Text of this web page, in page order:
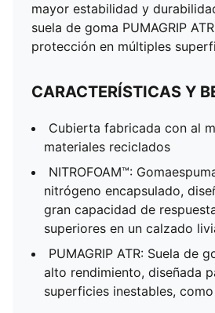
mayor estabilidad y
suela de goma PUMAGRIP
protección en múltiples
CARACTERÍSTICAS Y
Cubierta fabricada con al
materiales reciclados
NITROFOAM™:
nitrógeno encapsulado,
gran capacidad de
superiores en un calzado
PUMAGRIP ATR: Suela de
alto rendimiento, diseñada
superficies inestables,